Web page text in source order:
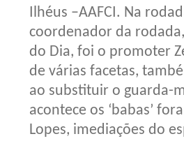
Ilhéus –AAFCI. Na
coordenador da
do Dia, foi o promoter
de várias facetas,
ao substituir o guarda-
acontece os ‘babas’
Lopes, imediações do